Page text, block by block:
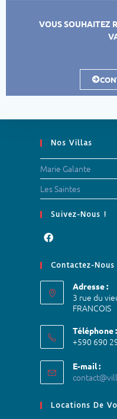
VOUS SOUHAITEZ
Nos Villas
Marie Galante
Les Saintes
Suivez-Nous !
Contactez-Nous
Adresse :
3 rue du
FRANCOIS
Téléphone :
+590 690
E-mail :
Locations De